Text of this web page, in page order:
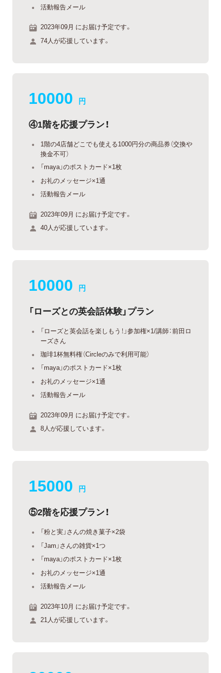
活動報告メール
2023年09月 にお届け予定です。
74人が応援しています。
10000 円
④1階を応援プラン！
1階の4店舗どこでも使える1000円分の商品券（交換や
換金不可）
「maya」のポストカード×1枚
お礼のメッセージ×1通
活動報告メール
2023年09月 にお届け予定です。
40人が応援しています。
10000 円
「ローズとの英会話体験」プラン
「ローズと英会話を楽しもう！」参加権×1/講師：前田ロ
ーズさん
珈琲1杯無料権（Circleのみで利用可能）
「maya」のポストカード×1枚
お礼のメッセージ×1通
活動報告メール
2023年09月 にお届け予定です。
8人が応援しています。
15000 円
⑤2階を応援プラン！
「粉と実」さんの焼き菓子×2袋
「Jam」さんの雑貨×1つ
「maya」のポストカード×1枚
お礼のメッセージ×1通
活動報告メール
2023年10月 にお届け予定です。
21人が応援しています。